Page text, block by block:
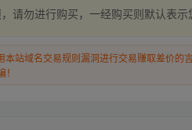
请勿进行购买，一经购买则默认表
本站域名交易规则漏洞进行交易赚取差价的